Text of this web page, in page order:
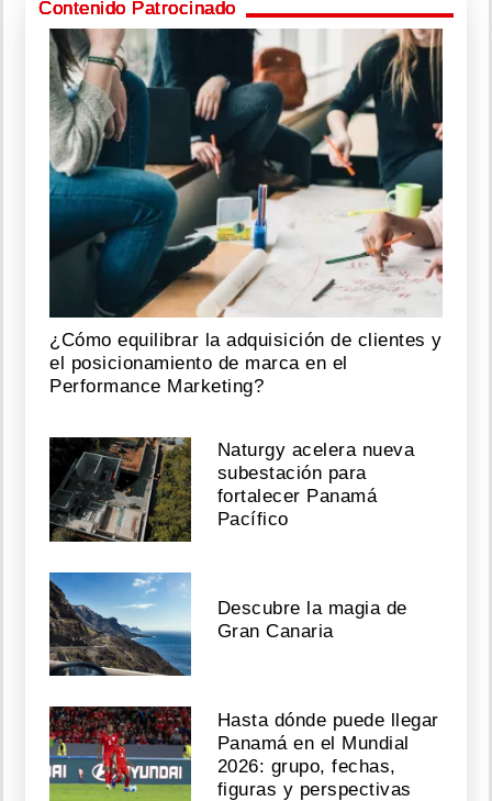
Contenido Patrocinado
¿Cómo equilibrar la adquisición de clientes y
el posicionamiento de marca en el
Performance Marketing?
Naturgy acelera nueva
subestación para
fortalecer Panamá
Pacífico
Descubre la magia de
Gran Canaria
Hasta dónde puede llegar
Panamá en el Mundial
2026: grupo, fechas,
figuras y perspectivas